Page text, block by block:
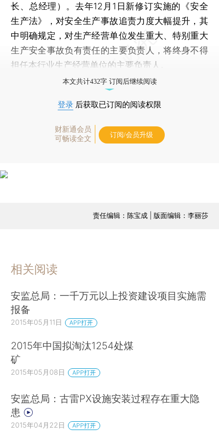
长、总经理）。去年12月1日新修订实施的《安全
生产法》，对安全生产事故追责力度大幅提升，其
中明确规定，对生产经营单位发生重大、特别重大
生产安全事故负有责任的主要负责人，将终身不得
担任本行业生产经营单位的主要负责人。
本文共计432字 订阅后继续阅读
登录 后获取已订阅的阅读权限
财新通会员
可畅读全文
订阅/会员升级
责任编辑：陈宝成 | 版面编辑：李丽莎
相关阅读
安监总局：一千万元以上投资建设项目实施需
报备
2015年05月11日 APP打开
2015年中国拟淘汰1254处煤
矿
2015年05月08日 APP打开
安监总局：古雷PX设施安装过程存在重大隐
患
2015年04月22日 APP打开